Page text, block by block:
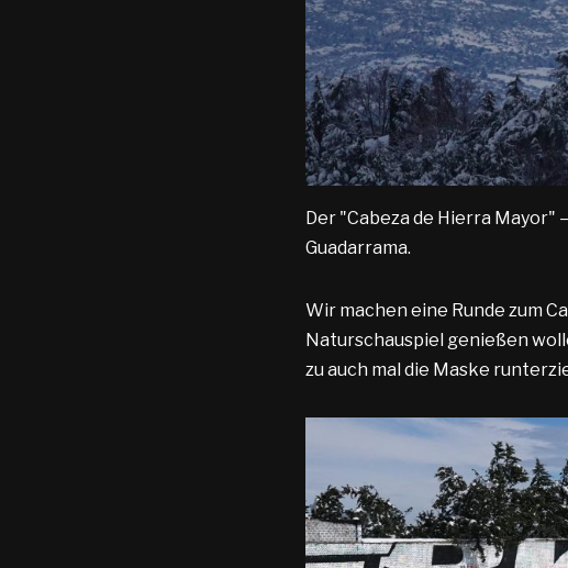
Der "Cabeza de Hierra
Guadarrama.
Wir machen eine Runde zum
Naturschauspiel genießen
zu auch mal die Maske